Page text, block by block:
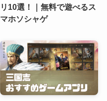
リ10選！｜無料で遊べるス
マホソシャゲ